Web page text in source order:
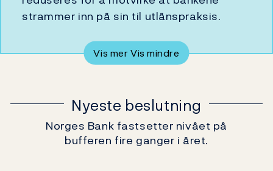
strammer inn på sin til utlånspraksis.
Vis merVis mindre
Nyeste beslutning
Norges Bank fastsetter nivået på
bufferen fire ganger i året.